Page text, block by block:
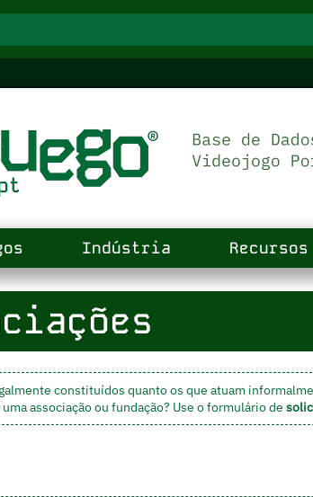
Indústria Recursos
constituídos quanto os que atuam
associação ou fundação? Use o formulário de